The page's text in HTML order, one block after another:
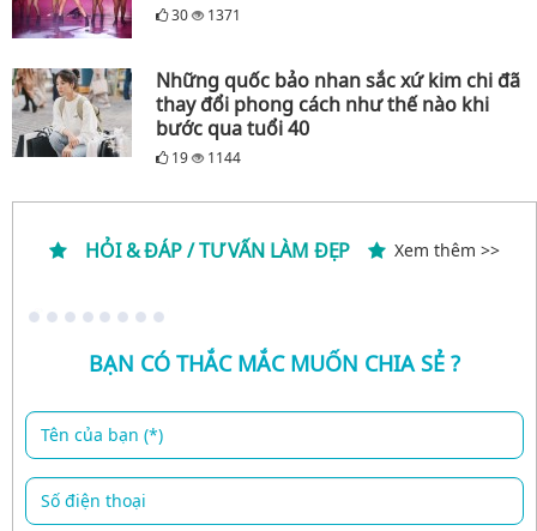
30 1371
Những quốc bảo nhan sắc xứ kim chi đã
thay đổi phong cách như thế nào khi
bước qua tuổi 40
19 1144
HỎI & ĐÁP / TƯ VẤN LÀM ĐẸP Xem thêm >>
BẠN CÓ THẮC MẮC MUỐN CHIA SẺ ?